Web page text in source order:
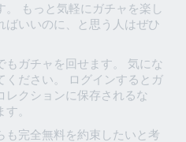
。 もっと気軽にガチャを楽し
ばいいのに、と思う人はぜひ
もガチャを回せます。 気にな
ください。 ログインするとガ
レクションに保存されるな
。
も完全無料を約束したいと考